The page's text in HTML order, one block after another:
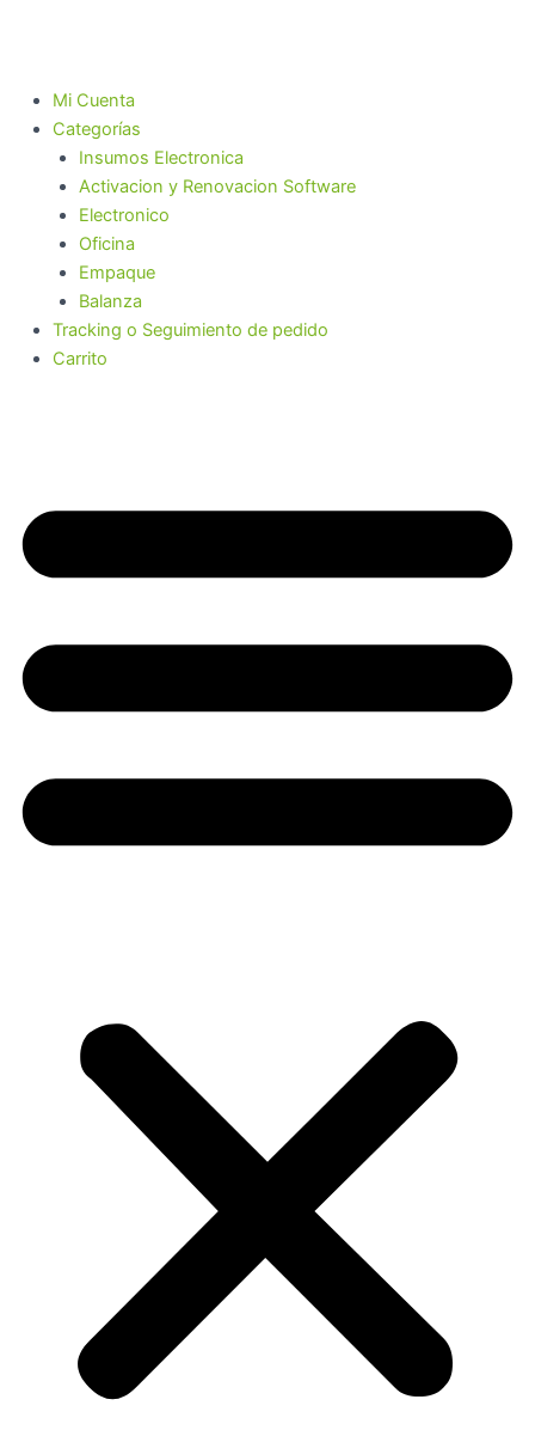
Mi Cuenta
Categorías
Insumos Electronica
Activacion y Renovacion Software
Electronico
Oficina
Empaque
Balanza
Tracking o Seguimiento de pedido
Carrito